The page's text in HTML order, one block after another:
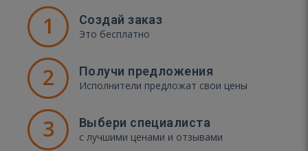
1 Создай заказ
Это бесплатно
2 Получи предложения
Исполнители предложат свои цены
3 Выбери специалиста
с лучшими ценами и отзывами